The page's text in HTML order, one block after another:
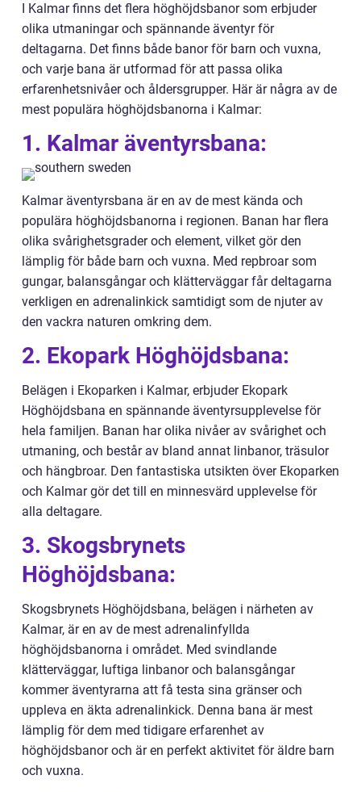
I Kalmar finns det flera höghöjdsbanor som erbjuder
olika utmaningar och spännande äventyr för
deltagarna. Det finns både banor för barn och vuxna,
och varje bana är utformad för att passa olika
erfarenhetsnivåer och åldersgrupper. Här är några av de
mest populära höghöjdsbanorna i Kalmar:
1. Kalmar äventyrsbana:
Kalmar äventyrsbana är en av de mest kända och
populära höghöjdsbanorna i regionen. Banan har flera
olika svårighetsgrader och element, vilket gör den
lämplig för både barn och vuxna. Med repbroar som
gungar, balansgångar och klätterväggar får deltagarna
verkligen en adrenalinkick samtidigt som de njuter av
den vackra naturen omkring dem.
2. Ekopark Höghöjdsbana:
Belägen i Ekoparken i Kalmar, erbjuder Ekopark
Höghöjdsbana en spännande äventyrsupplevelse för
hela familjen. Banan har olika nivåer av svårighet och
utmaning, och består av bland annat linbanor, träsulor
och hängbroar. Den fantastiska utsikten över Ekoparken
och Kalmar gör det till en minnesvärd upplevelse för
alla deltagare.
3. Skogsbrynets
Höghöjdsbana:
Skogsbrynets Höghöjdsbana, belägen i närheten av
Kalmar, är en av de mest adrenalinfyllda
höghöjdsbanorna i området. Med svindlande
klätterväggar, luftiga linbanor och balansgångar
kommer äventyrarna att få testa sina gränser och
uppleva en äkta adrenalinkick. Denna bana är mest
lämplig för dem med tidigare erfarenhet av
höghöjdsbanor och är en perfekt aktivitet för äldre barn
och vuxna.